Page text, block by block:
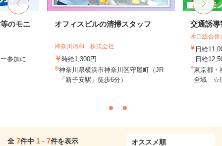
のモニ
参加に
オフィスビルの清掃スタッフ
神奈川清和 株式会社
時給1,300円
神奈川県横浜市神奈川区守屋町（JR
「新子安駅」徒歩6分）
交通誘導
木口総合保
日給
日給
東京都・
全域 ☆
全 7件中 1 - 7件を表示